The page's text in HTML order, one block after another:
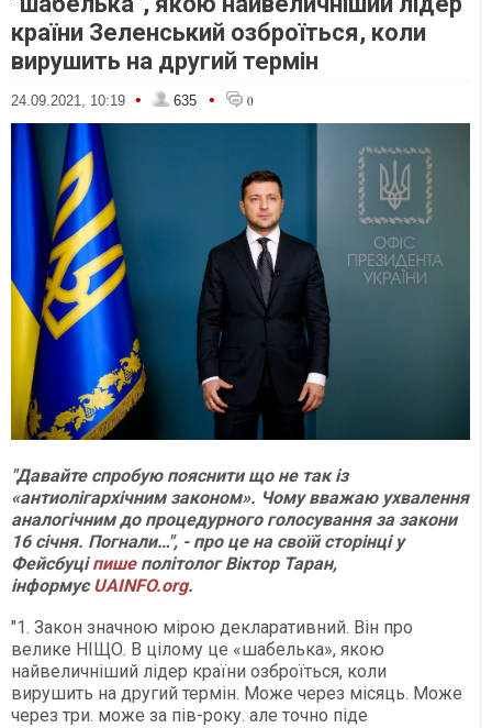
країни Зеленський озброїться, коли
вирушить на другий термін
24.09.2021, 10:19 • 635 • 0
"Давайте спробую пояснити що не так із
«антиолігархічним законом». Чому вважаю ухвалення
аналогічним до процедурного голосування за закони
16 січня. Погнали…", - про це на своїй сторінці у
Фейсбуціпишеполітолог Віктор Таран,
інформуєUAINFO.org.
"1. Закон значною мірою декларативний. Він про
велике НІЩО. В цілому це «шабелька», якою
найвеличніший лідер країни озброїться, коли
вирушить на другий термін. Може через місяць. Може
через три. може за пів-року. але точно піде